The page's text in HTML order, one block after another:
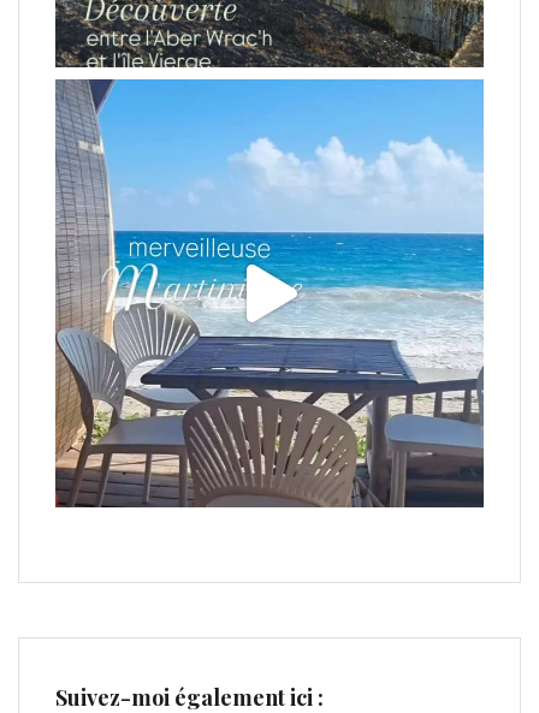
Suivez-moi également ici :